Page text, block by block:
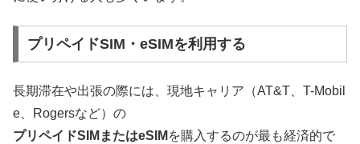
プリペイドSIM・eSIMを利用する
長期滞在や出張の際には、現地キャリア（AT&T、T-Mobil
e、Rogersなど）の
プリペイドSIMまたはeSIM を購入するのが最も経済的で